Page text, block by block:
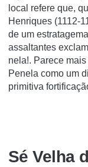
local refere que,
Henriques (1112-
de um
assaltantes
nela!. Parece
Penela como um
primitiva
Sé Velha